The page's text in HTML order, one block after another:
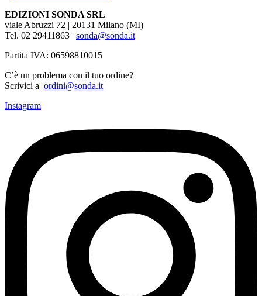
EDIZIONI SONDA SRL
viale Abruzzi 72 | 20131 Milano (MI)
Tel. 02 29411863 | sonda@sonda.it
Partita IVA: 06598810015
C’è un problema con il tuo ordine?
Scrivici a ordini@sonda.it
Instagram